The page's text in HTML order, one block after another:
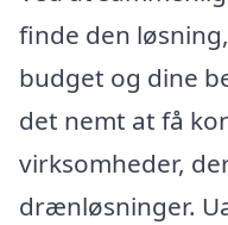
finde den
budget og dine
det nemt at få
virksomheder,
drænløsninger.